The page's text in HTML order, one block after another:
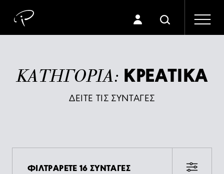
ΚΑΤΗΓΟΡΙΑ: ΚΡΕΑΤΙΚΑ
ΔΕΙΤΕ ΤΙΣ ΣΥΝΤΑΓΕΣ
ΦΙΛΤΡΑΡΕΤΕ 16 ΣΥΝΤΑΓΕΣ